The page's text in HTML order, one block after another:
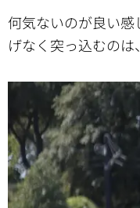
何気ないのが良い感
げなく突っ込むのは